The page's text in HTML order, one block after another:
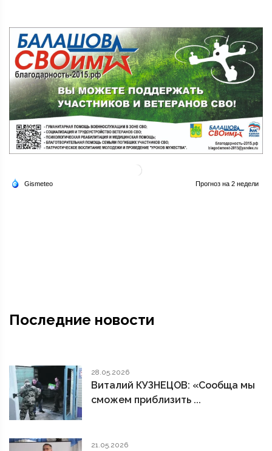
Последние новости
28.05.2026
Виталий КУЗНЕЦОВ: «Сообща мы
сможем приблизить ...
21.05.2026